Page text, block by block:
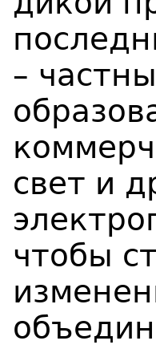
–
свет и
чтобы